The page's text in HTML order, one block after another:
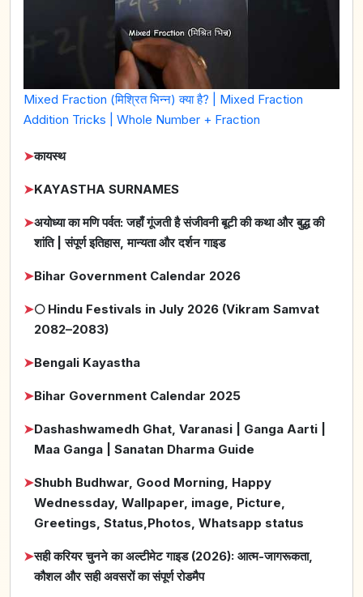
Mixed Fraction (मिश्रित भिन्न) क्या है? | Mixed Fraction
Addition Tricks | Whole Number + Fraction
➤कायस्थ
➤KAYASTHA SURNAMES
➤अयोध्या का मणि पर्वत: जहाँ गूंजती है संजीवनी बूटी की कथा और बुद्ध की
शांति | संपूर्ण इतिहास, मान्यता और दर्शन गाइड
➤Bihar Government Calendar 2026
➤🌕 Hindu Festivals in July 2026 (Vikram Samvat
2082–2083)
➤Bengali Kayastha
➤Bihar Government Calendar 2025
➤Dashashwamedh Ghat, Varanasi | Ganga Aarti |
Maa Ganga | Sanatan Dharma Guide
➤Shubh Budhwar, Good Morning, Happy
Wednessday, Wallpaper, image, Picture,
Greetings, Status,Photos, Whatsapp status
➤सही करियर चुनने का अल्टीमेट गाइड (2026): आत्म-जागरूकता,
कौशल और सही अवसरों का संपूर्ण रोडमैप